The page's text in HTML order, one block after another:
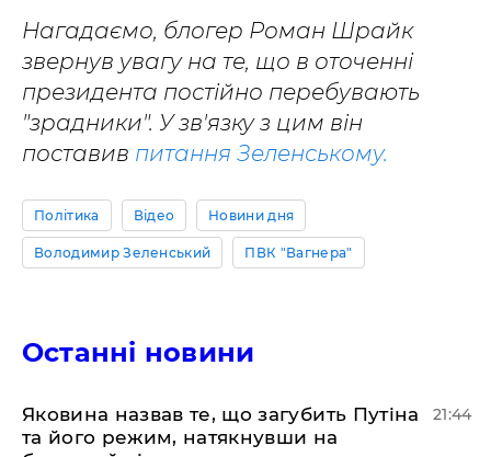
Нагадаємо, блогер Роман Шрайк
звернув увагу на те, що в оточенні
президента постійно перебувають
"зрадники". У зв'язку з цим він
поставив питання Зеленському.
Політика Відео Новини дня
Володимир Зеленський ПВК "Вагнера"
Останні новини
Яковина назвав те, що загубить Путіна
та його режим, натякнувши на
21:44